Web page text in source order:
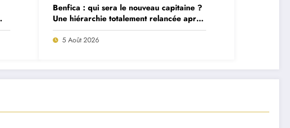
Benfica : qui sera le nouveau capitaine ?
Une hiérarchie totalement relancée après
deux départs majeurs
5 Août 2026